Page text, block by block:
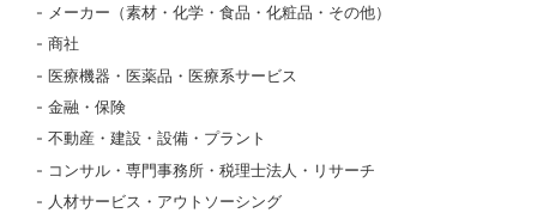
メーカー（素材・化学・食品・化粧品・その他）
商社
医療機器・医薬品・医療系サービス
金融・保険
不動産・建設・設備・プラント
コンサル・専門事務所・税理士法人・リサーチ
人材サービス・アウトソーシング